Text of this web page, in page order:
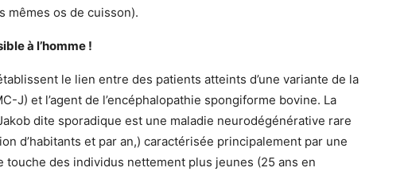
mêmes os de cuisson).
à l’homme !
le lien entre des patients atteints d’une variante de la
J) et l’agent de l’encéphalopathie spongiforme bovine. La
dite sporadique est une maladie neurodégénérative rare
d’habitants et par an,) caractérisée principalement par une
touche des individus nettement plus jeunes (25 ans en